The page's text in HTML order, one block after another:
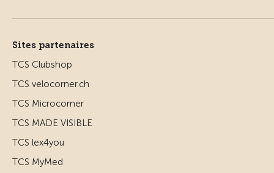
Sites partenaires
TCS Clubshop
TCS velocorner.ch
TCS Microcorner
TCS MADE VISIBLE
TCS lex4you
TCS MyMed